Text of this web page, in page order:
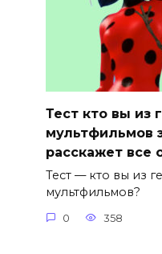
Тест кто вы из
мультфильмов
расскажет все
Тест — кто вы из
мультфильмов?
0 358